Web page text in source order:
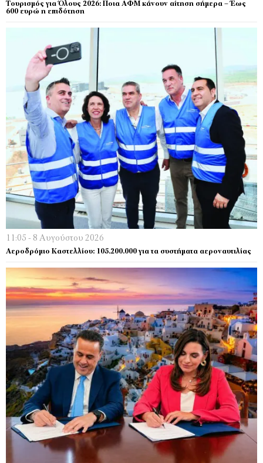
Τουρισμός για Όλους 2026: Ποια ΑΦΜ κάνουν αίτηση σήμερα – Έως
600 ευρώ η επιδότηση
11:05 - 8 Αυγούστου 2026
Αεροδρόμιο Καστελλίου: 105.200.000 για τα συστήματα αεροναυτιλίας